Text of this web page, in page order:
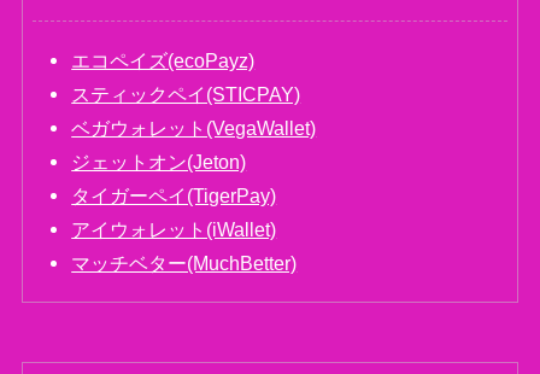
エコペイズ(ecoPayz)
スティックペイ(STICPAY)
ベガウォレット(VegaWallet)
ジェットオン(Jeton)
タイガーペイ(TigerPay)
アイウォレット(iWallet)
マッチベター(MuchBetter)